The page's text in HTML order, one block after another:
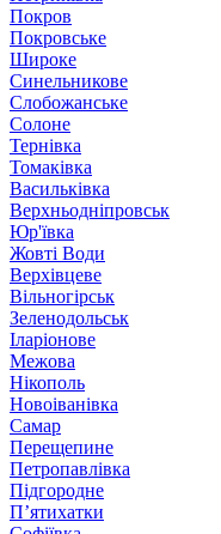
Покров
Покровське
Широке
Синельникове
Слобожанське
Солоне
Тернівка
Томаківка
Васильківка
Верхньодніпровськ
Юр'ївка
Жовті Води
Верхівцеве
Вільногірськ
Зеленодольськ
Іларіонове
Межова
Нікополь
Новоіванівка
Самар
Перещепине
Петропавлівка
Підгородне
П’ятихатки